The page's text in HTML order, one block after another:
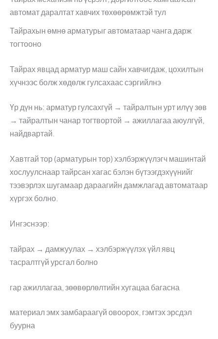
автомат даралтат хавчих төхөөрөмжтэй тул
Тайрахын өмнө арматурыг автоматаар чанга дарж
тогтооно
Тайрах явцад арматур маш сайн хавчигдаж, цохилтын
хүчнээс болж хөдөлж гулсахаас сэргийлнэ
Үр дүн нь: арматур гулсахгүй → тайралтын урт илүү зөв
→ тайралтын чанар тогтвортой → ажиллагаа аюулгүй,
найдвартай.
Хавтгай тор (арматурын тор) хэлбэржүүлэгч машинтай
хослуулснаар тайрсан хагас бэлэн бүтээгдэхүүнийг
тээвэрлэх шугамаар дараагийн дамжлагад автоматаар
хүргэх болно.
Ингэснээр:
тайрах → дамжуулах → хэлбэржүүлэх үйл явц
тасралтгүй урсгал болно
гар ажиллагаа, зөөвөрлөлтийн хугацаа багасна
материал эмх замбараагүй овоорох, гэмтэх эрсдэл
буурна